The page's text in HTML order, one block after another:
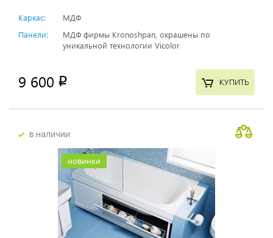
Каркас:
МДФ
Панели:
МДФ фирмы Kronoshpan, окрашены по
уникальной технологии Vicolor
9 600 p КУПИТЬ
в наличии
новинки